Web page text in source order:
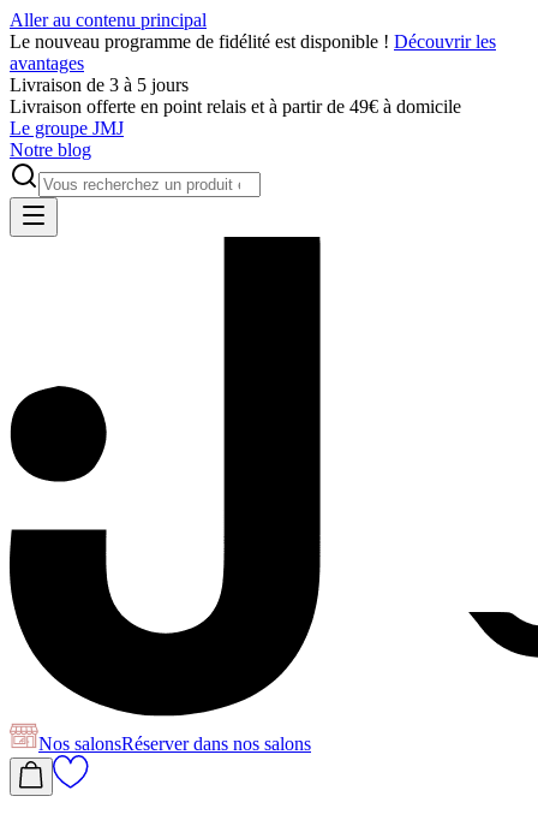
Aller au contenu principal
Le nouveau programme de fidélité est disponible ! Découvrir les
avantages
Livraison de 3 à 5 jours
Livraison offerte en point relais et à partir de 49€ à domicile
Le groupe JMJ
Notre blog
Nos salonsRéserverdans nos salons